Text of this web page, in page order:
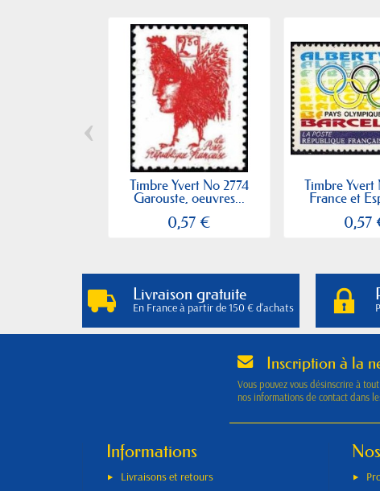
Timbre Yvert No 2774
Garouste, oeuvres...
0,57 €
Timbre Yvert
France et
0,57
‹
Livraison gratuite
En France à partir de 150 € d'achats
Inscription à la
Vous pouvez vous désinscrire à
nos informations de contact dans
Informations
Livraisons et retours